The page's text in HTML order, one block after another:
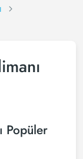
Popüler